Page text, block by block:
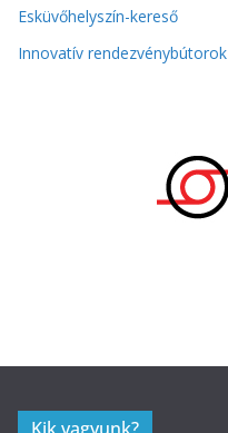
Esküvőhelyszín-kereső
Innovatív rendezvénybútorok